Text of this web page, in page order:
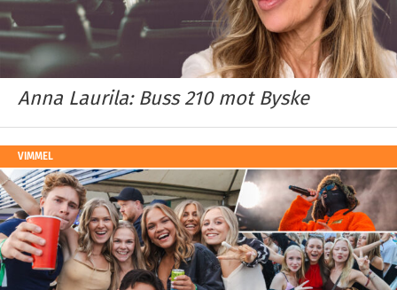
Anna Laurila: Buss 210 mot Byske
VIMMEL